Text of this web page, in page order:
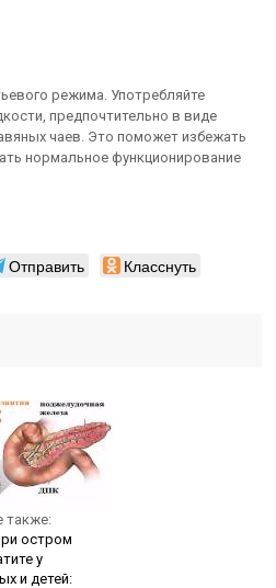
режима. Употребляйте
предпочтительно в виде
чаев. Это поможет избежать
нормальное функционирование
Отправить Класснуть
также:
остром
у
и детей: